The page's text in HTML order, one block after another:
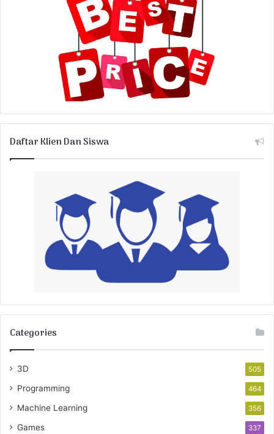
Daftar Klien Dan Siswa
Categories
3D 505
Programming 464
Machine Learning 356
Games 337